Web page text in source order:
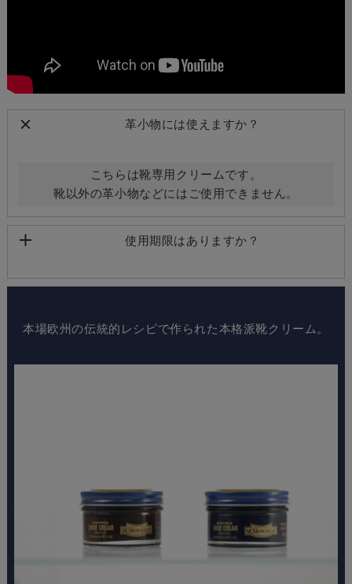
革小物には使えますか？
こちらは靴専用クリームです。
靴以外の革小物などにはご使用できません。
使用期限はありますか？
本場欧州の伝統的レシピで作られた本格派靴クリーム。